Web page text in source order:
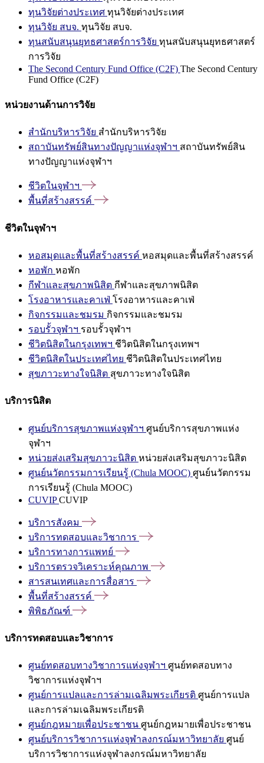
ทุนวิจัยต่างประเทศ ทุนวิจัยต่างประเทศ
ทุนวิจัย สบจ. ทุนวิจัย สบจ.
ทุนสนับสนุนยุทธศาสตร์การวิจัย ทุนสนับสนุนยุทธศาสตร์
การวิจัย
The Second Century Fund Office (C2F) The Second Century
Fund Office (C2F)
หน่วยงานด้านการวิจัย
สำนักบริหารวิจัย สำนักบริหารวิจัย
สถาบันทรัพย์สินทางปัญญาแห่งจุฬาฯ สถาบันทรัพย์สิน
ทางปัญญาแห่งจุฬาฯ
ชีวิตในจุฬาฯ
พื้นที่สร้างสรรค์
ชีวิตในจุฬาฯ
หอสมุดและพื้นที่สร้างสรรค์ หอสมุดและพื้นที่สร้างสรรค์
หอพัก หอพัก
กีฬาและสุขภาพนิสิต กีฬาและสุขภาพนิสิต
โรงอาหารและคาเฟ่ โรงอาหารและคาเฟ่
กิจกรรมและชมรม กิจกรรมและชมรม
รอบรั้วจุฬาฯ รอบรั้วจุฬาฯ
ชีวิตนิสิตในกรุงเทพฯ ชีวิตนิสิตในกรุงเทพฯ
ชีวิตนิสิตในประเทศไทย ชีวิตนิสิตในประเทศไทย
สุขภาวะทางใจนิสิต สุขภาวะทางใจนิสิต
บริการนิสิต
ศูนย์บริการสุขภาพแห่งจุฬาฯ ศูนย์บริการสุขภาพแห่ง
จุฬาฯ
หน่วยส่งเสริมสุขภาวะนิสิต หน่วยส่งเสริมสุขภาวะนิสิต
ศูนย์นวัตกรรมการเรียนรู้ (Chula MOOC) ศูนย์นวัตกรรม
การเรียนรู้ (Chula MOOC)
CUVIPCUVIP
บริการสังคม
บริการทดสอบและวิชาการ
บริการทางการแพทย์
บริการตรวจวิเคราะห์คุณภาพ
สารสนเทศและการสื่อสาร
พื้นที่สร้างสรรค์
พิพิธภัณฑ์
บริการทดสอบและวิชาการ
ศูนย์ทดสอบทางวิชาการแห่งจุฬาฯ ศูนย์ทดสอบทาง
วิชาการแห่งจุฬาฯ
ศูนย์การแปลและการล่ามเฉลิมพระเกียรติ ศูนย์การแปล
และการล่ามเฉลิมพระเกียรติ
ศูนย์กฎหมายเพื่อประชาชน ศูนย์กฎหมายเพื่อประชาชน
ศูนย์บริการวิชาการแห่งจุฬาลงกรณ์มหาวิทยาลัย ศูนย์
บริการวิชาการแห่งจุฬาลงกรณ์มหาวิทยาลัย